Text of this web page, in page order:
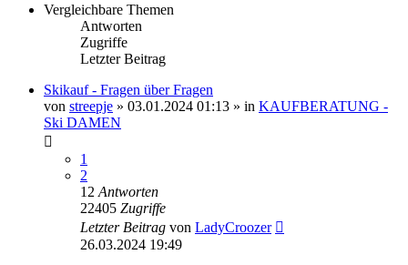
Vergleichbare Themen
Antworten
Zugriffe
Letzter Beitrag
Skikauf - Fragen über Fragen
von streepje » 03.01.2024 01:13 » in KAUFBERATUNG -
Ski DAMEN
1
2
12 Antworten
22405 Zugriffe
Letzter Beitrag von LadyCroozer
26.03.2024 19:49